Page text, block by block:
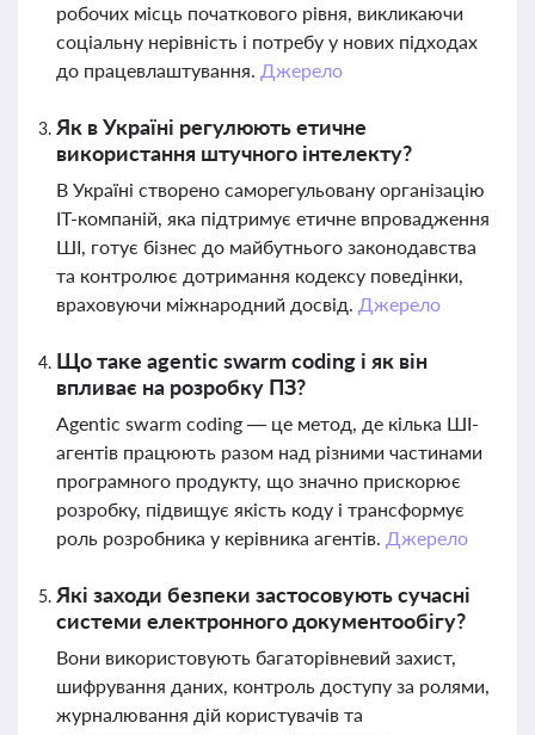
робочих місць початкового рівня, викликаючи
соціальну нерівність і потребу у нових підходах
до працевлаштування. Джерело
Як в Україні регулюють етичне
використання штучного інтелекту?
В Україні створено саморегульовану організацію
IT-компаній, яка підтримує етичне впровадження
ШІ, готує бізнес до майбутнього законодавства
та контролює дотримання кодексу поведінки,
враховуючи міжнародний досвід. Джерело
Що таке agentic swarm coding і як він
впливає на розробку ПЗ?
Agentic swarm coding — це метод, де кілька ШІ-
агентів працюють разом над різними частинами
програмного продукту, що значно прискорює
розробку, підвищує якість коду і трансформує
роль розробника у керівника агентів. Джерело
Які заходи безпеки застосовують сучасні
системи електронного документообігу?
Вони використовують багаторівневий захист,
шифрування даних, контроль доступу за ролями,
журналювання дій користувачів та